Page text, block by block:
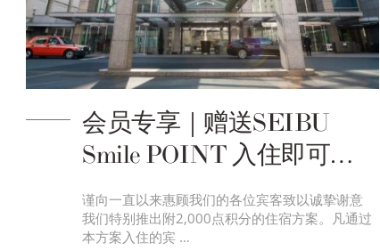
会员专享｜赠送SEIBU
Smile POINT 入住即可累
积！附2,000点积分的住宿
方案
谨向一直以来惠顾我们的各位宾客致以诚挚谢意
我们特别推出附2,000点积分的住宿方案。凡通过
本方案入住的宾 …